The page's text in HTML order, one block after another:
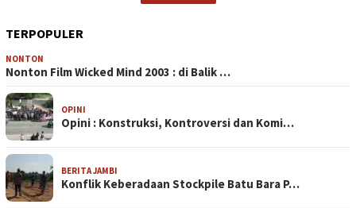
TERPOPULER
NONTON
Nonton Film Wicked Mind 2003 : di Balik …
OPINI
Opini : Konstruksi, Kontroversi dan Komi…
BERITA JAMBI
Konflik Keberadaan Stockpile Batu Bara P…